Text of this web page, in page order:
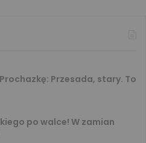
Przesada, stary. To
po walce! W zamian